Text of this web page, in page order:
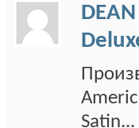
DEAN
Satin...